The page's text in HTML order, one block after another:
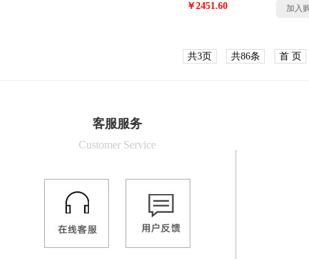
￥2451.60 加入
共3页 共86条 首 页
客服服务
Customer Service